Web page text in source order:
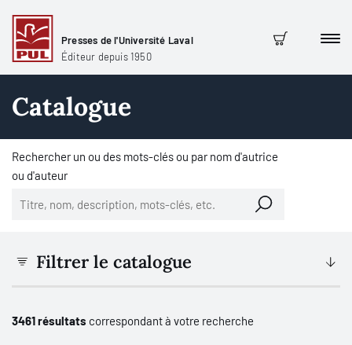
Presses de l'Université Laval
Éditeur depuis 1950
Panier
Catalogue
Rechercher un ou des mots-clés ou par nom d'autrice
ou d'auteur
Filtrer le catalogue
3461 résultats correspondant à votre recherche